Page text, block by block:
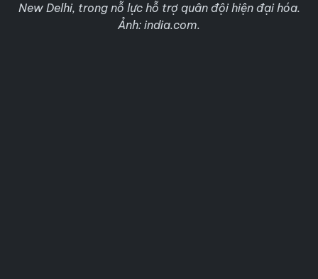
New Delhi, trong nỗ lực hỗ trợ quân đội hiện đại hóa.
Ảnh: india.com.